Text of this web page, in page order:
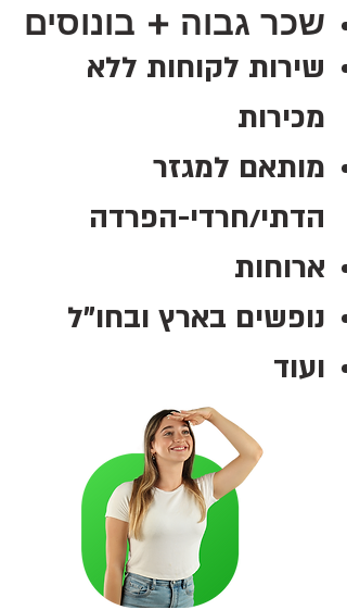
שכר גבוה + בונוסים
שירות לקוחות ללא
מכירות
מותאם למגזר
הדתי/חרדי-הפרדה
ארוחות
נופשים בארץ ובחו"ל
ועוד